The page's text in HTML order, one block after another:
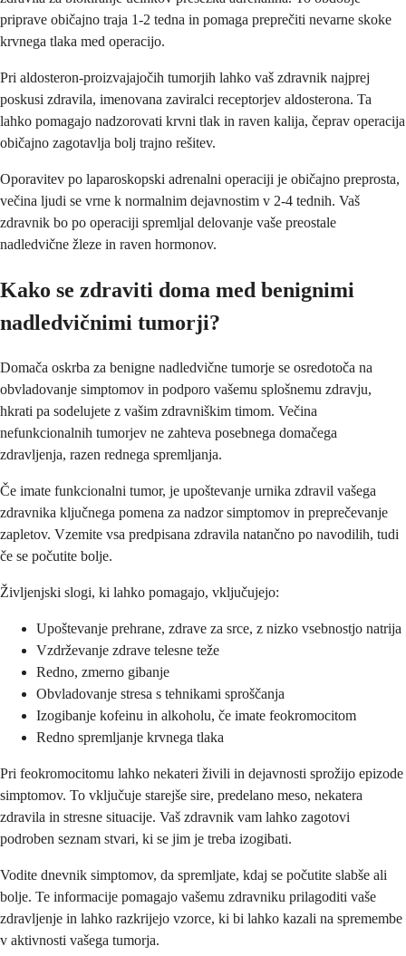
priprave običajno traja 1-2 tedna in pomaga preprečiti nevarne skoke
krvnega tlaka med operacijo.
Pri aldosteron-proizvajajočih tumorjih lahko vaš zdravnik najprej
poskusi zdravila, imenovana zaviralci receptorjev aldosterona. Ta
lahko pomagajo nadzorovati krvni tlak in raven kalija, čeprav operacija
običajno zagotavlja bolj trajno rešitev.
Oporavitev po laparoskopski adrenalni operaciji je običajno preprosta,
večina ljudi se vrne k normalnim dejavnostim v 2-4 tednih. Vaš
zdravnik bo po operaciji spremljal delovanje vaše preostale
nadledvične žleze in raven hormonov.
Kako se zdraviti doma med benignimi
nadledvičnimi tumorji?
Domača oskrba za benigne nadledvične tumorje se osredotoča na
obvladovanje simptomov in podporo vašemu splošnemu zdravju,
hkrati pa sodelujete z vašim zdravniškim timom. Večina
nefunkcionalnih tumorjev ne zahteva posebnega domačega
zdravljenja, razen rednega spremljanja.
Če imate funkcionalni tumor, je upoštevanje urnika zdravil vašega
zdravnika ključnega pomena za nadzor simptomov in preprečevanje
zapletov. Vzemite vsa predpisana zdravila natančno po navodilih, tudi
če se počutite bolje.
Življenjski slogi, ki lahko pomagajo, vključujejo:
Upoštevanje prehrane, zdrave za srce, z nizko vsebnostjo natrija
Vzdrževanje zdrave telesne teže
Redno, zmerno gibanje
Obvladovanje stresa s tehnikami sproščanja
Izogibanje kofeinu in alkoholu, če imate feokromocitom
Redno spremljanje krvnega tlaka
Pri feokromocitomu lahko nekateri živili in dejavnosti sprožijo epizode
simptomov. To vključuje starejše sire, predelano meso, nekatera
zdravila in stresne situacije. Vaš zdravnik vam lahko zagotovi
podroben seznam stvari, ki se jim je treba izogibati.
Vodite dnevnik simptomov, da spremljate, kdaj se počutite slabše ali
bolje. Te informacije pomagajo vašemu zdravniku prilagoditi vaše
zdravljenje in lahko razkrijejo vzorce, ki bi lahko kazali na spremembe
v aktivnosti vašega tumorja.